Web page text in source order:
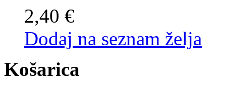
2,40 €
Dodaj na seznam želja
Košarica